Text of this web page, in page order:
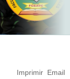
Imprimir Email